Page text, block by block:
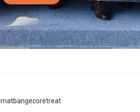
matbangecoretreat